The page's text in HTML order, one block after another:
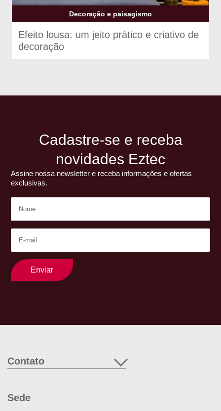
Decoração e paisagismo
Efeito lousa: um jeito prático e criativo de
decoração
Cadastre-se e receba
novidades Eztec
Assine nossa newsletter e receba informações e ofertas
exclusivas.
Enviar
Contato
Sede